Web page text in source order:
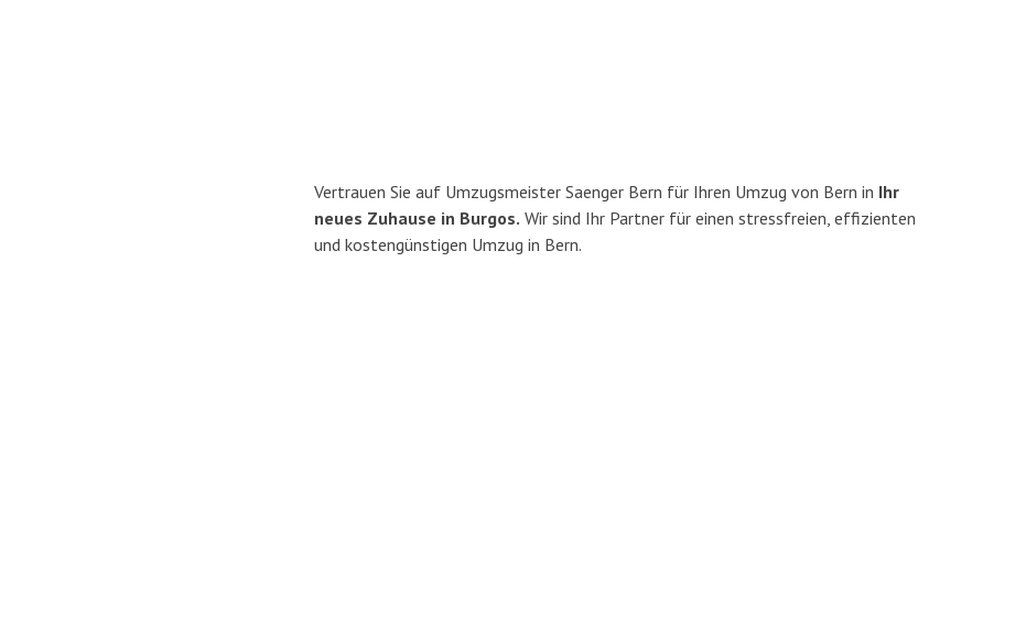
Vertrauen Sie auf Umzugsmeister Saenger Bern für Ihren Umzug von Bern in Ihr
neues Zuhause in Burgos. Wir sind Ihr Partner für einen stressfreien, effizienten
und kostengünstigen Umzug in Bern.